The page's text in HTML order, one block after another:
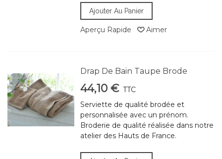
Ajouter Au Panier
Aperçu Rapide Aimer
Drap De Bain Taupe Brode
44,10 € TTC
Serviette de qualité brodée et
personnalisée avec un prénom.
Broderie de qualité réalisée dans notre
atelier des Hauts de France.